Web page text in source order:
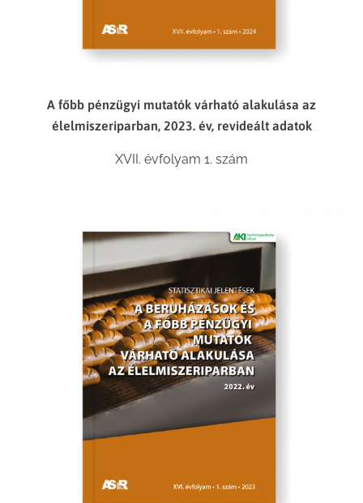
A főbb pénzügyi mutatók várható alakulása az
élelmiszeriparban, 2023. év, revideált adatok
XVII. évfolyam 1. szám